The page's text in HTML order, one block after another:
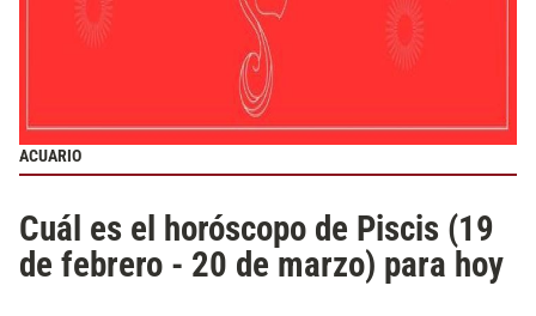
ACUARIO
Cuál es el horóscopo de Piscis (19
de febrero - 20 de marzo) para hoy